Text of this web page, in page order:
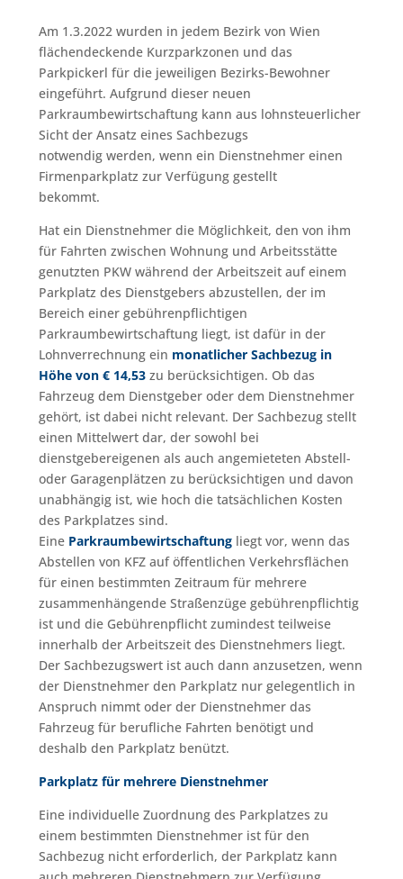
Am 1.3.2022 wurden in jedem Bezirk von Wien
flächendeckende Kurzparkzonen und das
Parkpickerl für die jeweiligen Bezirks-Bewohner
eingeführt. Aufgrund dieser neuen
Parkraumbewirtschaftung kann aus lohnsteuerlicher
Sicht der Ansatz eines Sachbezugs
notwendig werden, wenn ein Dienstnehmer einen
Firmenparkplatz zur Verfügung gestellt
bekommt.
Hat ein Dienstnehmer die Möglichkeit, den von ihm
für Fahrten zwischen Wohnung und Arbeitsstätte
genutzten PKW während der Arbeitszeit auf einem
Parkplatz des Dienstgebers abzustellen, der im
Bereich einer gebührenpflichtigen
Parkraumbewirtschaftung liegt, ist dafür in der
Lohnverrechnung ein monatlicher Sachbezug in
Höhe von € 14,53zu berücksichtigen. Ob das
Fahrzeug dem Dienstgeber oder dem Dienstnehmer
gehört, ist dabei nicht relevant. Der Sachbezug stellt
einen Mittelwert dar, der sowohl bei
dienstgebereigenen als auch angemieteten Abstell-
oder Garagenplätzen zu berücksichtigen und davon
unabhängig ist, wie hoch die tatsächlichen Kosten
des Parkplatzes sind.
Eine Parkraumbewirtschaftungliegt vor, wenn das
Abstellen von KFZ auf öffentlichen Verkehrsflächen
für einen bestimmten Zeitraum für mehrere
zusammenhängende Straßenzüge gebührenpflichtig
ist und die Gebührenpflicht zumindest teilweise
innerhalb der Arbeitszeit des Dienstnehmers liegt.
Der Sachbezugswert ist auch dann anzusetzen, wenn
der Dienstnehmer den Parkplatz nur gelegentlich in
Anspruch nimmt oder der Dienstnehmer das
Fahrzeug für berufliche Fahrten benötigt und
deshalb den Parkplatz benützt.
Parkplatz für mehrere Dienstnehmer
Eine individuelle Zuordnung des Parkplatzes zu
einem bestimmten Dienstnehmer ist für den
Sachbezug nicht erforderlich, der Parkplatz kann